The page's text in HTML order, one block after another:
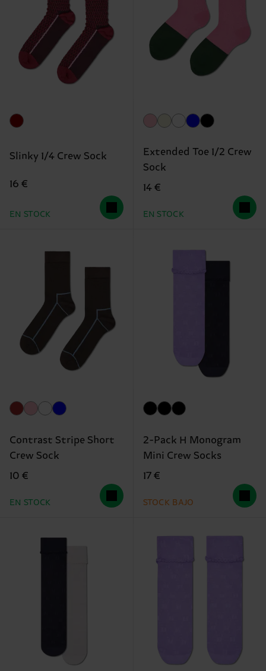
Slinky 1/4 Crew Sock
16 €
EN STOCK
Extended Toe 1/2 Crew
Sock
14 €
EN STOCK
Contrast Stripe Short
Crew Sock
10 €
EN STOCK
2-Pack H Monogram
Mini Crew Socks
17 €
STOCK BAJO